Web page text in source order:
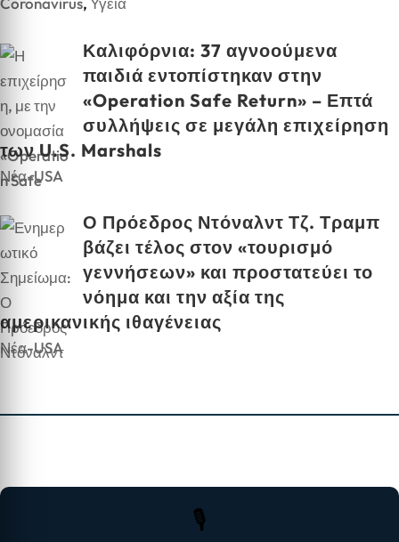
Καλιφόρνια: 37 αγνοούμενα
παιδιά εντοπίστηκαν στην
«Operation Safe Return» – Επτά
συλλήψεις σε μεγάλη επιχείρηση
των U.S. Marshals
Νέα-USA
Ο Πρόεδρος Ντόναλντ Τζ. Τραμπ
βάζει τέλος στον «τουρισμό
γεννήσεων» και προστατεύει το
νόημα και την αξία της
αμερικανικής ιθαγένειας
Νέα-USA
🎙